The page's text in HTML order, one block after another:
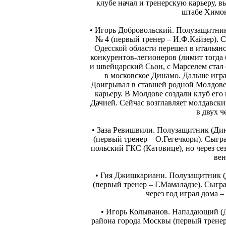
клубе начал и тренерскую карьеру,
штабе
• Игорь Добровольский.
№ 4 (первый тренер – И.Ф.Кайзер).
Одесской области перешел в
конкурентов-легионеров (лимит
и швейцарский Сьон, с Марселем стал
в московское Динамо. Дальше
Доигрывал в ставшей родной
карьеру. В Молдове создали клуб
Дачией. Сейчас возглавляет
в двух
• Заза Ревишвили. Полузащитник
(первый тренер – О.Гегечкори).
польский ГКС (Катовице), но через
• Гия Джишкариани.
(первый тренер – Г.Мамаладзе).
через год играл дома
• Игорь Колыванов.
района города Москвы (первый